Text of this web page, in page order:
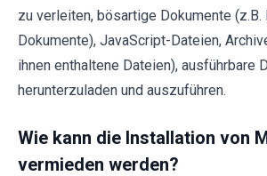
zu verleiten, bösartige Dokumente (z.B.
Dokumente), JavaScript-Dateien,
ihnen enthaltene Dateien), ausführbare
herunterzuladen und auszuführen.
Wie kann die Installation von
vermieden werden?